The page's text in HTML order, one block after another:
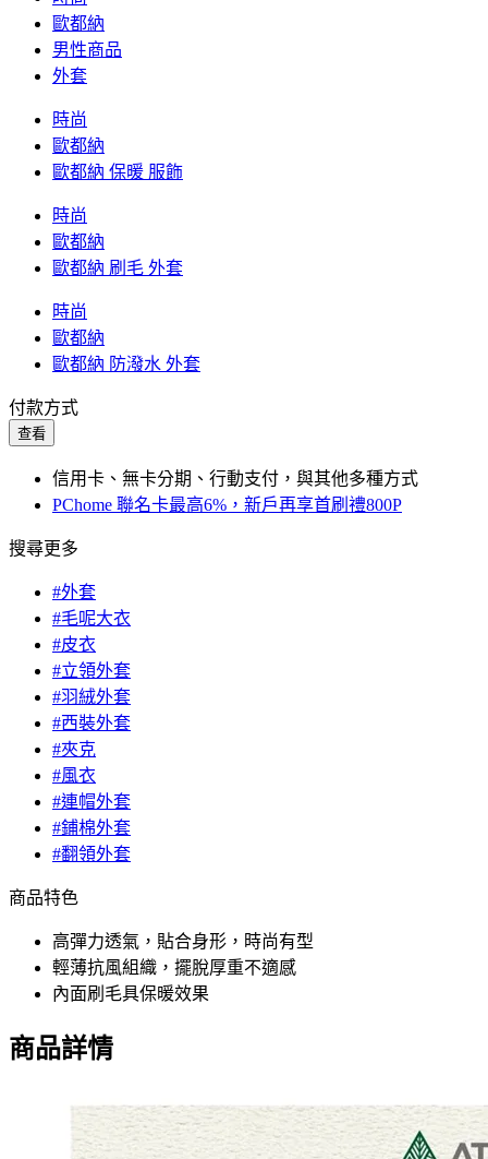
歐都納
男性商品
外套
時尚
歐都納
歐都納 保暖 服飾
時尚
歐都納
歐都納 刷毛 外套
時尚
歐都納
歐都納 防潑水 外套
付款方式
查看
信用卡、無卡分期、行動支付，與其他多種方式
PChome 聯名卡最高6%，新戶再享首刷禮800P
搜尋更多
#外套
#毛呢大衣
#皮衣
#立領外套
#羽絨外套
#西裝外套
#夾克
#風衣
#連帽外套
#鋪棉外套
#翻領外套
商品特色
高彈力透氣，貼合身形，時尚有型
輕薄抗風組織，擺脫厚重不適感
內面刷毛具保暖效果
商品詳情